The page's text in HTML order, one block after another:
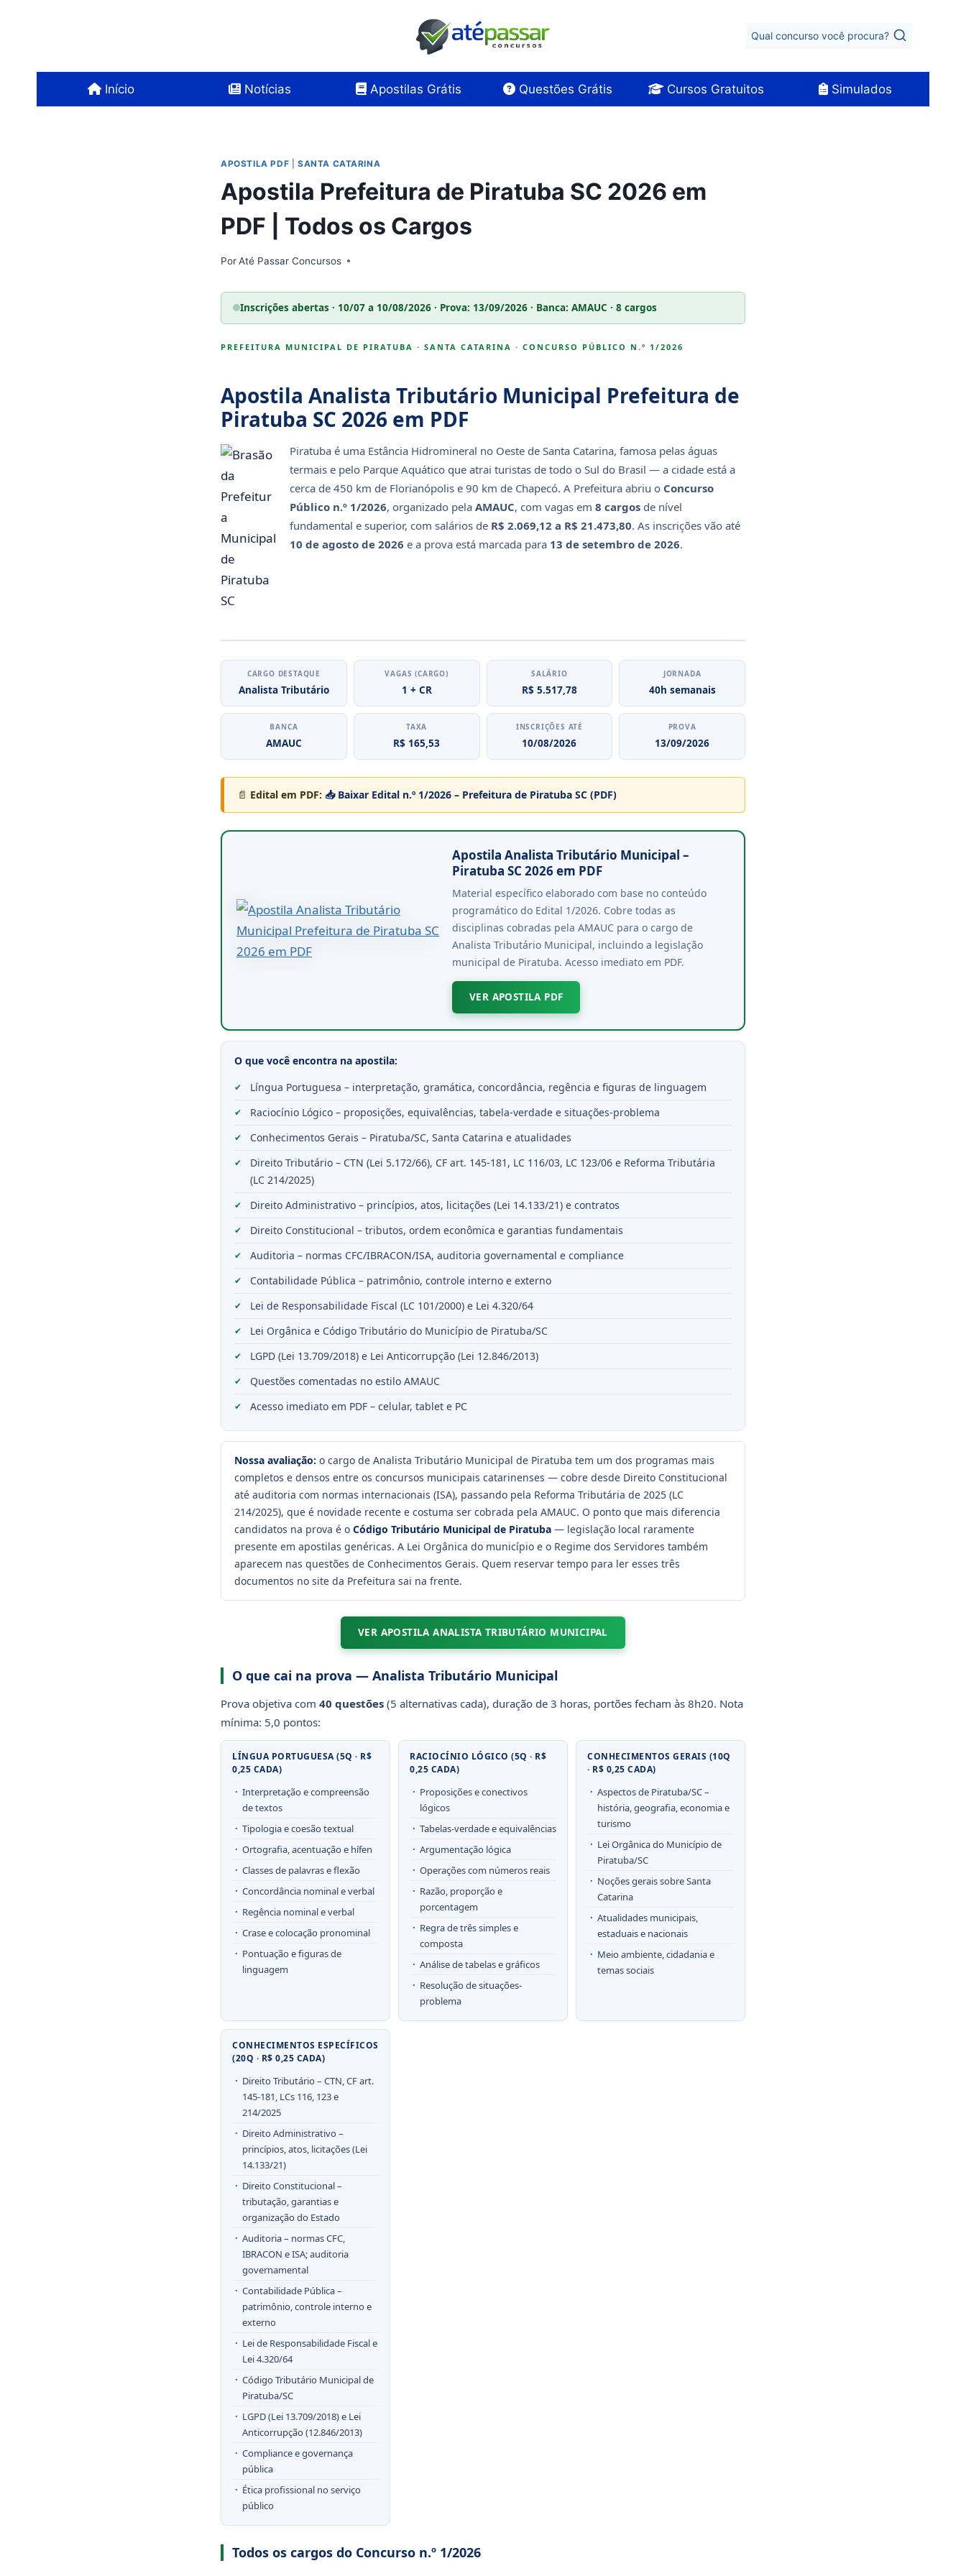
Qual concurso você procura?
Início Notícias Apostilas Grátis Questões Grátis Cursos Gratuitos Simulados
APOSTILA PDF SANTA CATARINA
Apostila Prefeitura de Piratuba SC 2026 em
PDF | Todos os Cargos
PorAté Passar Concursos
Inscrições abertas · 10/07 a 10/08/2026 · Prova: 13/09/2026 · Banca: AMAUC · 8 cargos
PREFEITURA MUNICIPAL DE PIRATUBA · SANTA CATARINA · CONCURSO PÚBLICO N.º 1/2026
Apostila Analista Tributário Municipal Prefeitura de
Piratuba SC 2026 em PDF
Piratuba é uma Estância Hidromineral no Oeste de Santa Catarina, famosa pelas águas
termais e pelo Parque Aquático que atrai turistas de todo o Sul do Brasil — a cidade está a
cerca de 450 km de Florianópolis e 90 km de Chapecó. A Prefeitura abriu o Concurso
Público n.º 1/2026, organizado pela AMAUC, com vagas em 8 cargos de nível
fundamental e superior, com salários de R$ 2.069,12 a R$ 21.473,80. As inscrições vão até
10 de agosto de 2026 e a prova está marcada para 13 de setembro de 2026.
CARGO DESTAQUE
Analista Tributário
VAGAS (CARGO)
1 + CR
SALÁRIO
R$ 5.517,78
JORNADA
40h semanais
BANCA
AMAUC
TAXA
R$ 165,53
INSCRIÇÕES ATÉ
10/08/2026
PROVA
13/09/2026
📄 Edital em PDF: 📥 Baixar Edital n.º 1/2026 – Prefeitura de Piratuba SC (PDF)
Apostila Analista Tributário Municipal –
Piratuba SC 2026 em PDF
Material específico elaborado com base no conteúdo
programático do Edital 1/2026. Cobre todas as
disciplinas cobradas pela AMAUC para o cargo de
Analista Tributário Municipal, incluindo a legislação
municipal de Piratuba. Acesso imediato em PDF.
VER APOSTILA PDF
O que você encontra na apostila:
Língua Portuguesa – interpretação, gramática, concordância, regência e figuras de linguagem
Raciocínio Lógico – proposições, equivalências, tabela-verdade e situações-problema
Conhecimentos Gerais – Piratuba/SC, Santa Catarina e atualidades
Direito Tributário – CTN (Lei 5.172/66), CF art. 145-181, LC 116/03, LC 123/06 e Reforma Tributária
(LC 214/2025)
Direito Administrativo – princípios, atos, licitações (Lei 14.133/21) e contratos
Direito Constitucional – tributos, ordem econômica e garantias fundamentais
Auditoria – normas CFC/IBRACON/ISA, auditoria governamental e compliance
Contabilidade Pública – patrimônio, controle interno e externo
Lei de Responsabilidade Fiscal (LC 101/2000) e Lei 4.320/64
Lei Orgânica e Código Tributário do Município de Piratuba/SC
LGPD (Lei 13.709/2018) e Lei Anticorrupção (Lei 12.846/2013)
Questões comentadas no estilo AMAUC
Acesso imediato em PDF – celular, tablet e PC
Nossa avaliação: o cargo de Analista Tributário Municipal de Piratuba tem um dos programas mais
completos e densos entre os concursos municipais catarinenses — cobre desde Direito Constitucional
até auditoria com normas internacionais (ISA), passando pela Reforma Tributária de 2025 (LC
214/2025), que é novidade recente e costuma ser cobrada pela AMAUC. O ponto que mais diferencia
candidatos na prova é o Código Tributário Municipal de Piratuba — legislação local raramente
presente em apostilas genéricas. A Lei Orgânica do município e o Regime dos Servidores também
aparecem nas questões de Conhecimentos Gerais. Quem reservar tempo para ler esses três
documentos no site da Prefeitura sai na frente.
VER APOSTILA ANALISTA TRIBUTÁRIO MUNICIPAL
O que cai na prova — Analista Tributário Municipal
Prova objetiva com 40 questões (5 alternativas cada), duração de 3 horas, portões fecham às 8h20. Nota
mínima: 5,0 pontos:
LÍNGUA PORTUGUESA (5Q · R$
0,25 CADA)
Interpretação e compreensão
de textos
Tipologia e coesão textual
Ortografia, acentuação e hífen
Classes de palavras e flexão
Concordância nominal e verbal
Regência nominal e verbal
Crase e colocação pronominal
Pontuação e figuras de
linguagem
RACIOCÍNIO LÓGICO (5Q · R$
0,25 CADA)
Proposições e conectivos
lógicos
Tabelas-verdade e equivalências
Argumentação lógica
Operações com números reais
Razão, proporção e
porcentagem
Regra de três simples e
composta
Análise de tabelas e gráficos
Resolução de situações-
problema
CONHECIMENTOS GERAIS (10Q
· R$ 0,25 CADA)
Aspectos de Piratuba/SC –
história, geografia, economia e
turismo
Lei Orgânica do Município de
Piratuba/SC
Noções gerais sobre Santa
Catarina
Atualidades municipais,
estaduais e nacionais
Meio ambiente, cidadania e
temas sociais
CONHECIMENTOS ESPECÍFICOS
(20Q · R$ 0,25 CADA)
Direito Tributário – CTN, CF art.
145-181, LCs 116, 123 e
214/2025
Direito Administrativo –
princípios, atos, licitações (Lei
14.133/21)
Direito Constitucional –
tributação, garantias e
organização do Estado
Auditoria – normas CFC,
IBRACON e ISA; auditoria
governamental
Contabilidade Pública –
patrimônio, controle interno e
externo
Lei de Responsabilidade Fiscal e
Lei 4.320/64
Código Tributário Municipal de
Piratuba/SC
LGPD (Lei 13.709/2018) e Lei
Anticorrupção (12.846/2013)
Compliance e governança
pública
Ética profissional no serviço
público
Todos os cargos do Concurso n.º 1/2026